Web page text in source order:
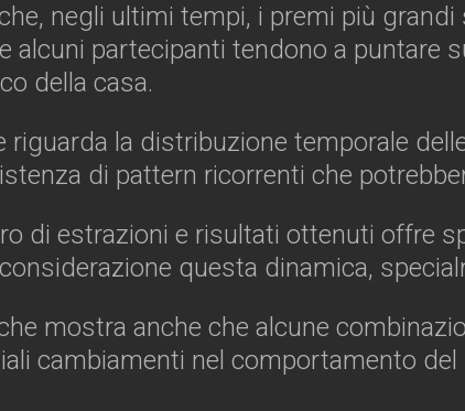
negli ultimi tempi, i premi più
alcuni partecipanti tendono a puntare
della casa.
riguarda la distribuzione temporale
di pattern ricorrenti che
di estrazioni e risultati ottenuti offre
questa dinamica,
mostra anche che alcune
cambiamenti nel comportamento